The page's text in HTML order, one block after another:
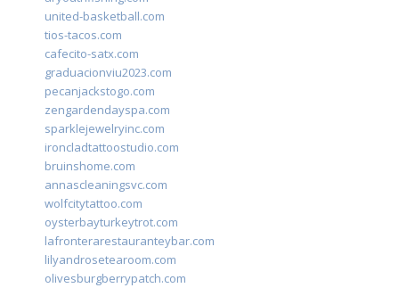
united-basketball.com
tios-tacos.com
cafecito-satx.com
graduacionviu2023.com
pecanjackstogo.com
zengardendayspa.com
sparklejewelryinc.com
ironcladtattoostudio.com
bruinshome.com
annascleaningsvc.com
wolfcitytattoo.com
oysterbayturkeytrot.com
lafronterarestauranteybar.com
lilyandrosetearoom.com
olivesburgberrypatch.com